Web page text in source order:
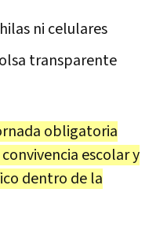
ni celulares
transparente
obligatoria
escolar y
dentro de la